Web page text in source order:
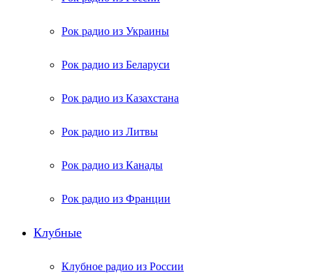
Рок радио из Украины
Рок радио из Беларуси
Рок радио из Казахстана
Рок радио из Литвы
Рок радио из Канады
Рок радио из Франции
Клубные
Клубное радио из России